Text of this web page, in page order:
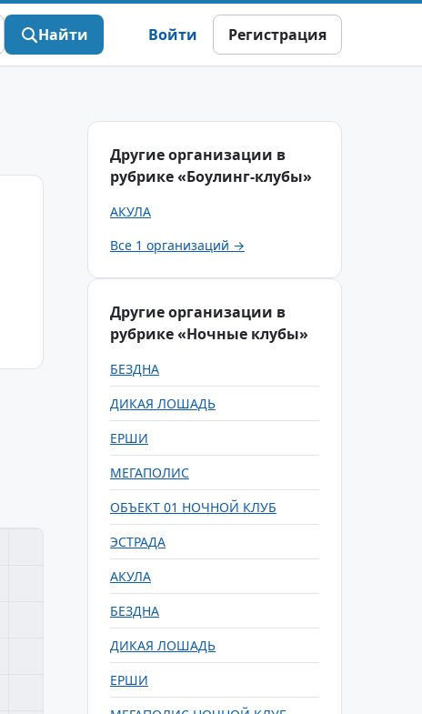
Найти Войти Регистрация
Другие организации в
рубрике «Боулинг-клубы»
АКУЛА
Все 1 организаций →
Другие организации в
рубрике «Ночные клубы»
БЕЗДНА
ДИКАЯ ЛОШАДЬ
ЕРШИ
МЕГАПОЛИС
ОБЪЕКТ 01 НОЧНОЙ КЛУБ
ЭСТРАДА
АКУЛА
БЕЗДНА
ДИКАЯ ЛОШАДЬ
ЕРШИ